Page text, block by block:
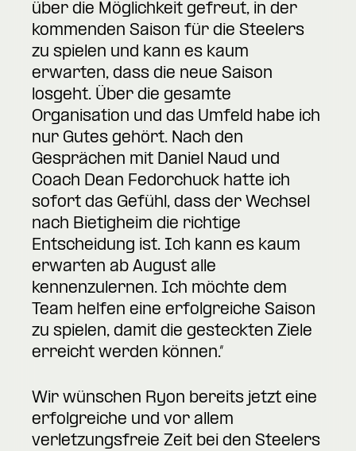
über die Möglichkeit gefreut, in der
kommenden Saison für die Steelers
zu spielen und kann es kaum
erwarten, dass die neue Saison
losgeht. Über die gesamte
Organisation und das Umfeld habe ich
nur Gutes gehört. Nach den
Gesprächen mit Daniel Naud und
Coach Dean Fedorchuck hatte ich
sofort das Gefühl, dass der Wechsel
nach Bietigheim die richtige
Entscheidung ist. Ich kann es kaum
erwarten ab August alle
kennenzulernen. Ich möchte dem
Team helfen eine erfolgreiche Saison
zu spielen, damit die gesteckten Ziele
erreicht werden können.“
Wir wünschen Ryon bereits jetzt eine
erfolgreiche und vor allem
verletzungsfreie Zeit bei den Steelers